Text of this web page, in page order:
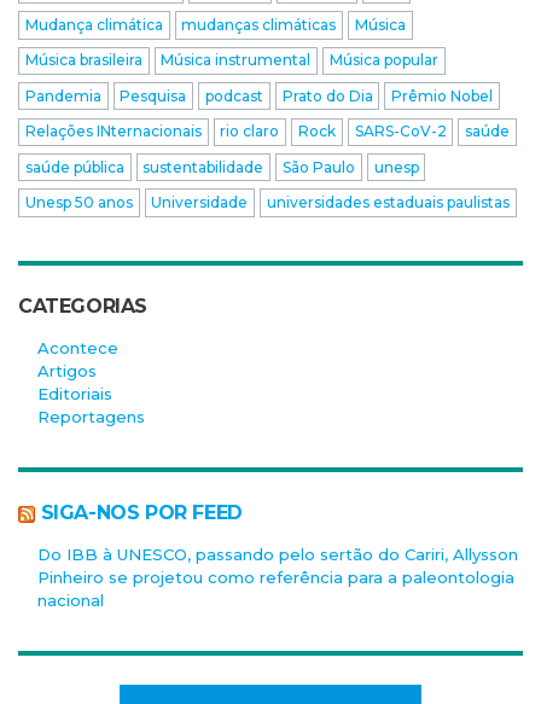
Mudança climática
mudanças climáticas
Música
Música brasileira
Música instrumental
Música popular
Pandemia
Pesquisa podcast Prato do Dia
Prêmio Nobel
Relações INternacionais
rio claro Rock SARS-CoV-2
saúde
saúde pública
sustentabilidade São Paulo
unesp
Unesp 50 anos
Universidade universidades estaduais paulistas
CATEGORIAS
Acontece
Artigos
Editoriais
Reportagens
SIGA-NOS POR FEED
Do IBB à UNESCO, passando pelo sertão do Cariri, Allysson
Pinheiro se projetou como referência para a paleontologia
nacional